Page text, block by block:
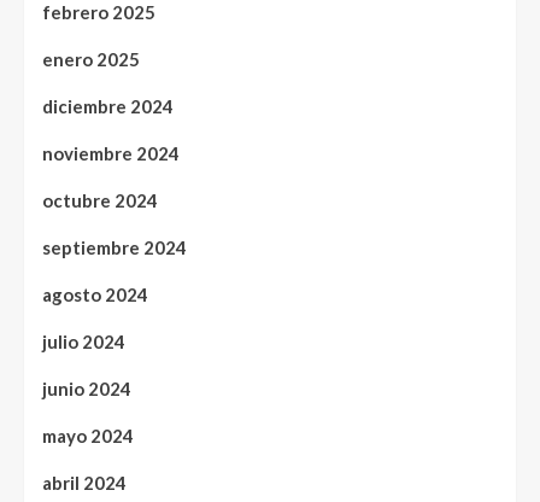
febrero 2025
enero 2025
diciembre 2024
noviembre 2024
octubre 2024
septiembre 2024
agosto 2024
julio 2024
junio 2024
mayo 2024
abril 2024